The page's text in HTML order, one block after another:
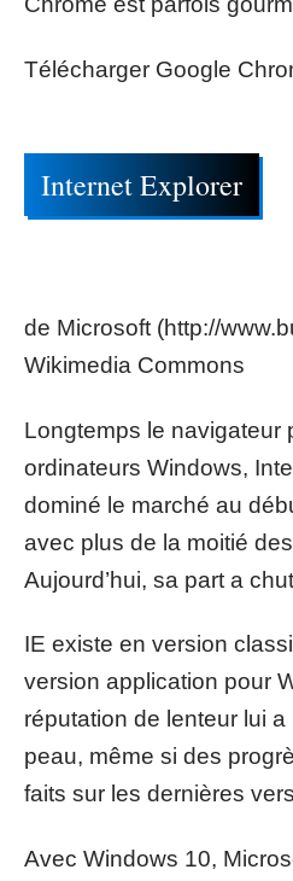
Télécharger Google
Internet Explorer
de Microsoft (http://
Wikimedia Commons
Longtemps le navigateur
ordinateurs Windows,
dominé le marché au
avec plus de la moitié
Aujourd’hui, sa part a
IE existe en version
version application pour
réputation de lenteur lui
peau, même si des
faits sur les dernières
Avec Windows 10,